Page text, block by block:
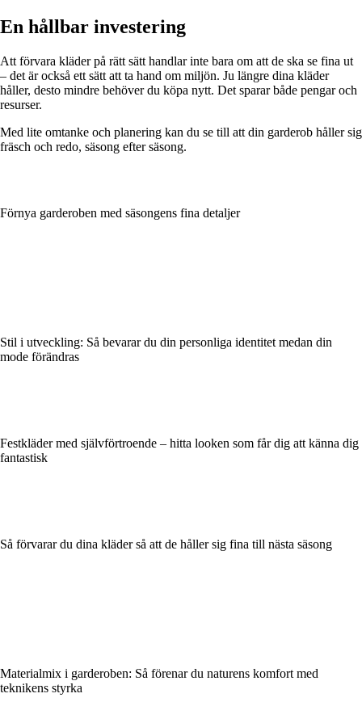
En hållbar investering
Att förvara kläder på rätt sätt handlar inte bara om att de ska se fina ut
– det är också ett sätt att ta hand om miljön. Ju längre dina kläder
håller, desto mindre behöver du köpa nytt. Det sparar både pengar och
resurser.
Med lite omtanke och planering kan du se till att din garderob håller sig
fräsch och redo, säsong efter säsong.
Förnya garderoben med säsongens fina detaljer
Stil i utveckling: Så bevarar du din personliga identitet medan din
mode förändras
Festkläder med självförtroende – hitta looken som får dig att känna dig
fantastisk
Så förvarar du dina kläder så att de håller sig fina till nästa säsong
Materialmix i garderoben: Så förenar du naturens komfort med
teknikens styrka